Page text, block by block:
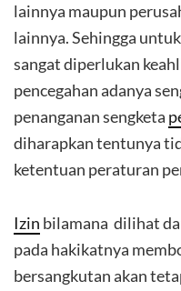
lainnya maupun
lainnya. Sehingga
sangat diperlukan
pencegahan adanya
penanganan sengketa
diharapkan tentunya
ketentuan peraturan
Izin bilamana dilihat
pada hakikatnya
bersangkutan akan